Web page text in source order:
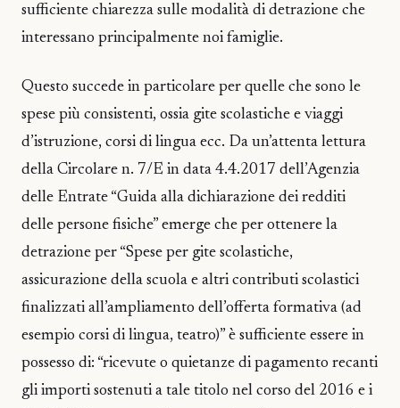
sufficiente chiarezza sulle modalità di detrazione che
interessano principalmente noi famiglie.
Questo succede in particolare per quelle che sono le
spese più consistenti, ossia gite scolastiche e viaggi
d’istruzione, corsi di lingua ecc. Da un’attenta lettura
della Circolare n. 7/E in data 4.4.2017 dell’Agenzia
delle Entrate “Guida alla dichiarazione dei redditi
delle persone fisiche” emerge che per ottenere la
detrazione per “Spese per gite scolastiche,
assicurazione della scuola e altri contributi scolastici
finalizzati all’ampliamento dell’offerta formativa (ad
esempio corsi di lingua, teatro)” è sufficiente essere in
possesso di: “ricevute o quietanze di pagamento recanti
gli importi sostenuti a tale titolo nel corso del 2016 e i